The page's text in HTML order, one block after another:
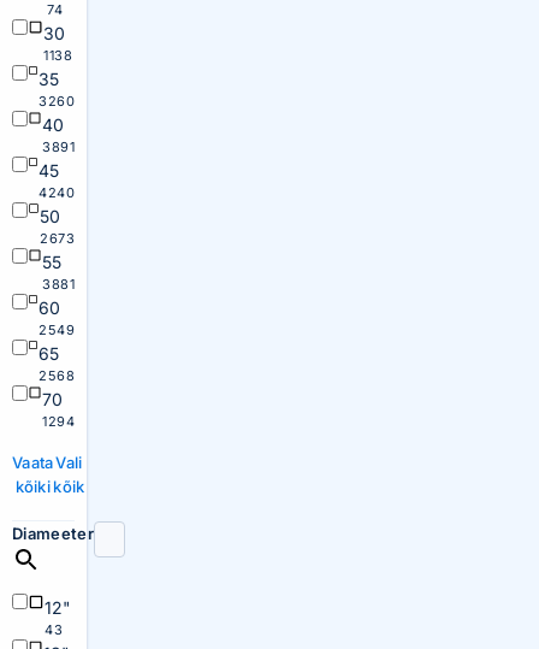
74
30
1138
35
3260
40
3891
45
4240
50
2673
55
3881
60
2549
65
2568
70
1294
Vaata
kõiki
Vali
kõik
Diameeter
12"
43